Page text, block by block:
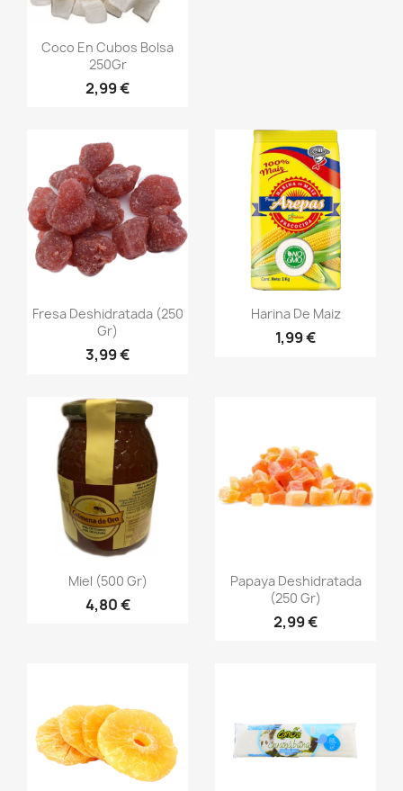
 Vista rápida
Coco En Cubos Bolsa
250Gr
2,99 €
Vista rápida
Fresa Deshidratada (250
Gr)
3,99 €
Vista rápida
Harina De Maiz
1,99 €
Vista rápida
Miel (500 Gr)
4,80 €
Vista rápida
Papaya Deshidratada
(250 Gr)
2,99 €